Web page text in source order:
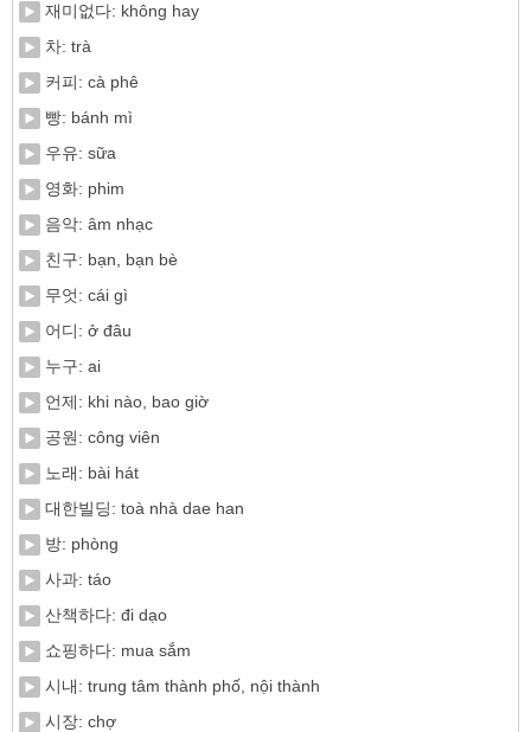
재미없다: không hay
차: trà
커피: cà phê
빵: bánh mì
우유: sữa
영화: phim
음악: âm nhạc
친구: bạn, bạn bè
무엇: cái gì
어디: ở đâu
누구: ai
언제: khi nào, bao giờ
공원: công viên
노래: bài hát
대한빌딩: toà nhà dae han
방: phòng
사과: táo
산책하다: đi dạo
쇼핑하다: mua sắm
시내: trung tâm thành phố, nội thành
시장: chợ